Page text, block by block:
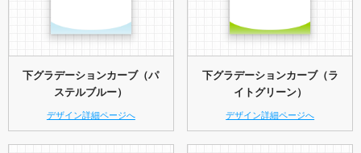
下グラデーションカーブ（パ
ステルブルー）
デザイン詳細ページへ
下グラデーションカーブ（ラ
イトグリーン）
デザイン詳細ページへ